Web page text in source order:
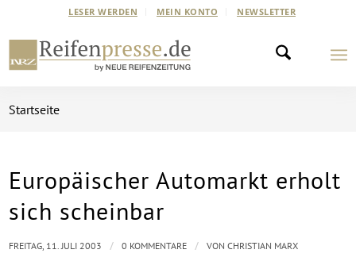
LESER WERDEN MEIN KONTO NEWSLETTER
Startseite
Europäischer Automarkt erholt
sich scheinbar
FREITAG, 11. JULI 2003 / 0 KOMMENTARE / VONCHRISTIAN MARX